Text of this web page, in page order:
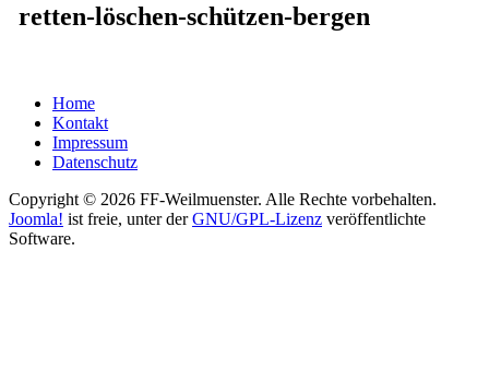
retten-löschen-schützen-bergen
Home
Kontakt
Impressum
Datenschutz
Copyright © 2026 FF-Weilmuenster. Alle Rechte vorbehalten.
Joomla! ist freie, unter derGNU/GPL-Lizenz veröffentlichte
Software.